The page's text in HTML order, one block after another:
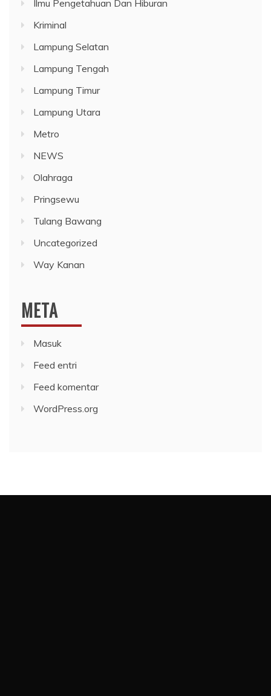
Ilmu Pengetahuan Dan Hiburan
Kriminal
Lampung Selatan
Lampung Tengah
Lampung Timur
Lampung Utara
Metro
NEWS
Olahraga
Pringsewu
Tulang Bawang
Uncategorized
Way Kanan
META
Masuk
Feed entri
Feed komentar
WordPress.org